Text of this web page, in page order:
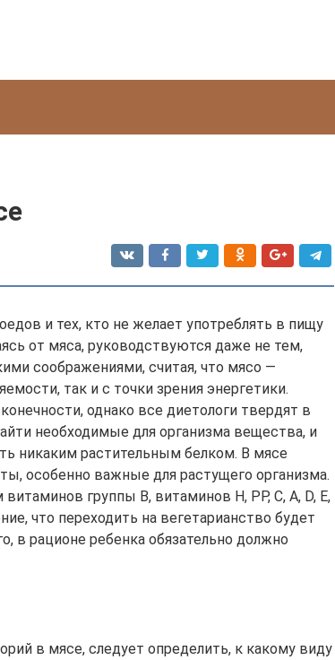
и тех, кто не желает употреблять в пищу
от мяса, руководствуются даже не тем,
соображениями, считая, что мясо —
так и с точки зрения энергетики.
однако все диетологи твердят в
необходимые для организма вещества, и
никаким растительным белком. В мясе
особенно важные для растущего организма.
группы В, витаминов Н, РР, С, А, D, Е,
что переходить на вегетарианство будет
в рационе ребенка обязательно должно
в мясе, следует определить, к какому виду